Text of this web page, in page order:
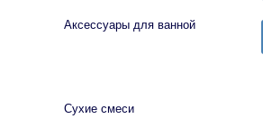
Аксессуары для ванной
Сухие смеси